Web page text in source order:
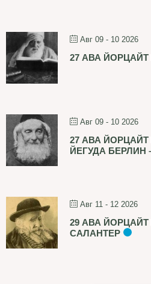
Авг 09 - 10 2026
27 АВА
Авг 09 - 10 2026
27 АВА
ЙЕГУДА БЕРЛИН
Авг 11 - 12 2026
29 АВА
САЛАНТЕР